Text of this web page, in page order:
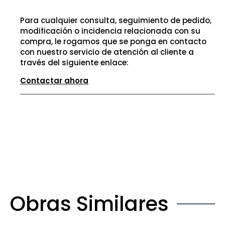
Para cualquier consulta, seguimiento de pedido,
modificación o incidencia relacionada con su
compra, le rogamos que se ponga en contacto
con nuestro servicio de atención al cliente a
través del siguiente enlace:
Contactar ahora
Obras Similares